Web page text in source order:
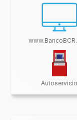
Autoservicio